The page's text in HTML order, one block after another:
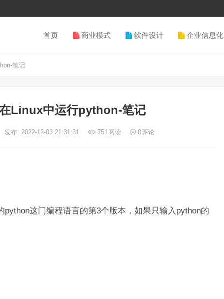
首页 商业模式 软件设计 企业信息化
笔记
Linux中运行python-笔记
发布: 2022-12-03 21:31:31 751阅读 0评论
python这门编程语言的第3个版本，如果只输入python的